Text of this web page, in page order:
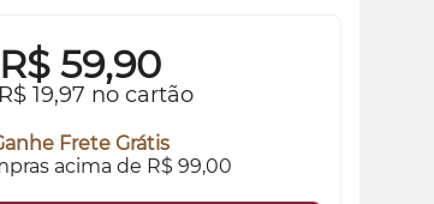
R$ 59,90
19,97 no cartão
Frete Grátis
acima de R$ 99,00